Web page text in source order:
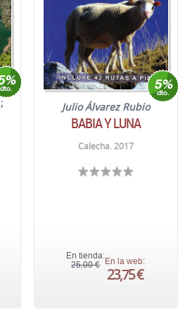
; Julio Álvarez Rubio
BABIA Y LUNA
Calecha. 2017
En tienda:
25,00 €
En la web:
23,75 €